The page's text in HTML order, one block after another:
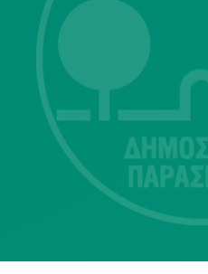
Λ. Μεσογείων
Αγία
213